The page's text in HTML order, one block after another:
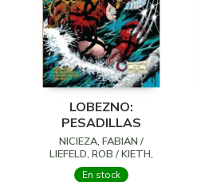
LOBEZNO:
PESADILLAS
NICIEZA, FABIAN /
LIEFELD, ROB / KIETH,
SAM / VVAA
En stock